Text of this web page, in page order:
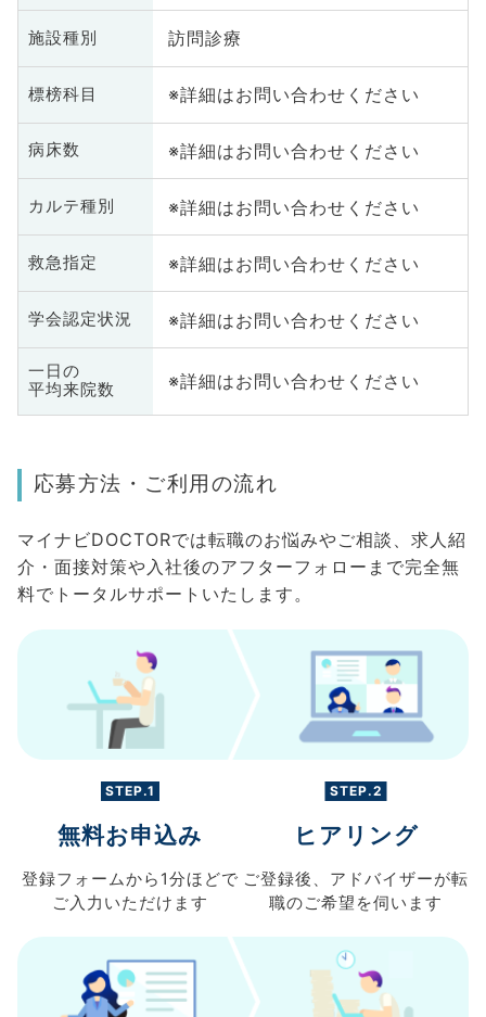
施設種別 訪問診療
標榜科目 ※詳細はお問い合わせください
病床数 ※詳細はお問い合わせください
カルテ種別 ※詳細はお問い合わせください
救急指定 ※詳細はお問い合わせください
学会認定状況 ※詳細はお問い合わせください
一日の
平均来院数
※詳細はお問い合わせください
応募方法・ご利用の流れ
マイナビDOCTORでは転職のお悩みやご相談、求人紹
介・面接対策や入社後のアフターフォローまで完全無
料でトータルサポートいたします。
STEP.1
無料お申込み
登録フォームから 1分ほどで
ご入力 いただけます
STEP.2
ヒアリング
ご登録後、 アドバイザーが転
職のご希望を伺います